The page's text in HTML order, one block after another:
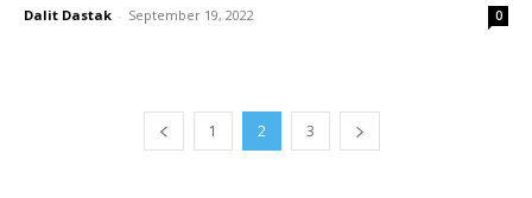
Dalit Dastak - September 19, 2022 0
1 2 3